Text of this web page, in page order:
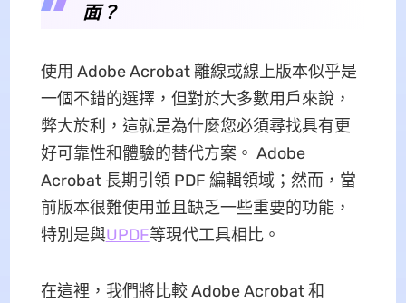
面？
使用 Adob​​e Acrobat 離線或線上版本似乎是
一個不錯的選擇，但對於大多數用戶來說，
弊大於利，這就是為什麼您必須尋找具有更
好可靠性和體驗的替代方案。 Adobe
Acrobat 長期引領 PDF 編輯領域；然而，當
前版本很難使用並且缺乏一些重要的功能，
特別是與UPDF等現代工具相比。
在這裡，我們將比較 Adob​​e Acrobat 和